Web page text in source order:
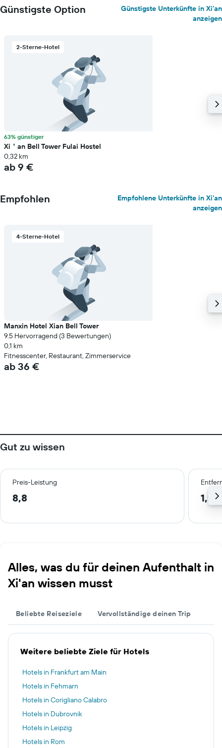
Günstigste Option
Günstigste Unterkünfte in Xi'an
anzeigen
2-Sterne-Hotel
63% günstiger
Xi＇an Bell Tower Fulai Hostel
0,32 km
ab 9 €
Empfohlen
Empfohlene Unterkünfte in Xi'an
anzeigen
4-Sterne-Hotel
Manxin Hotel Xian Bell Tower
9.5 Hervorragend (3 Bewertungen)
0,1 km
Fitnesscenter, Restaurant, Zimmerservice
ab 36 €
Gut zu wissen
Preis-Leistung
8,8 1,9
Alles, was du für deinen Aufenthalt in
Xi'an wissen musst
Beliebte Reiseziele Vervollständige deinen Trip
Weitere beliebte Ziele für Hotels
Hotels in Frankfurt am Main
Hotels in Fehmarn
Hotels in Corigliano Calabro
Hotels in Dubrovnik
Hotels in Leipzig
Hotels in Rom